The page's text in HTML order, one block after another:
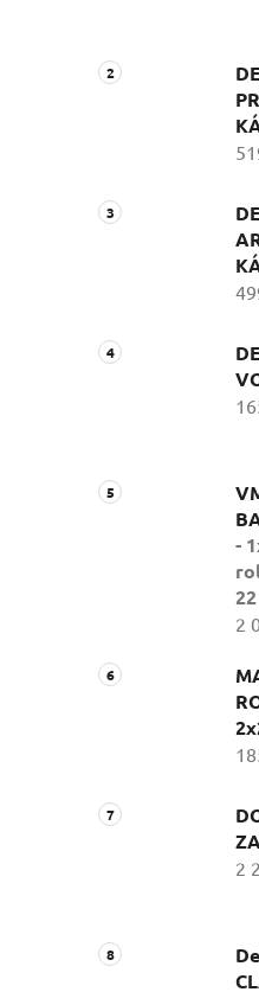
-
2
2